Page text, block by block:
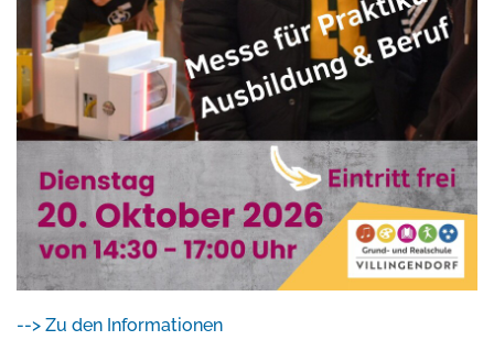
--> Zu den Informationen